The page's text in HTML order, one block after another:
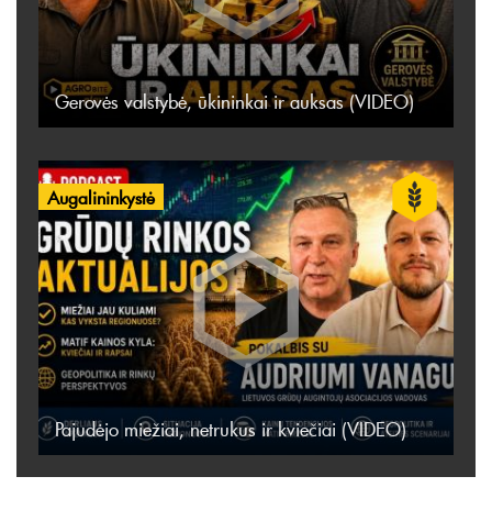
Gerovės valstybė, ūkininkai ir auksas (VIDEO)
Augalininkystė
Pajudėjo miežiai, netrukus ir kviečiai (VIDEO)